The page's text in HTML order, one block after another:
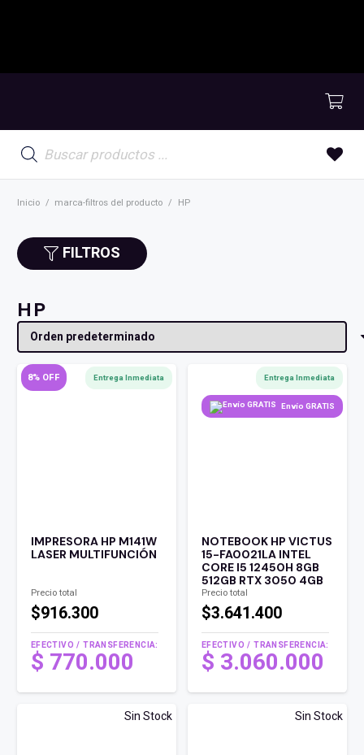
de
productos
Inicio / marca-filtros del producto / HP
FILTROS
HP
8% OFF Entrega Inmediata
IMPRESORA HP M141W
LASER MULTIFUNCIÓN
Precio total
$916.300
EFECTIVO / TRANSFERENCIA:
El
precio
original
$ 770.000
El
Entrega Inmediata
Envío GRATIS
NOTEBOOK HP VICTUS
15-FA0021LA INTEL
CORE I5 12450H 8GB
512GB RTX 3050 4GB
Precio total
$3.641.400
EFECTIVO / TRANSFERENCIA:
$ 3.060.000
Sin Stock Sin Stock